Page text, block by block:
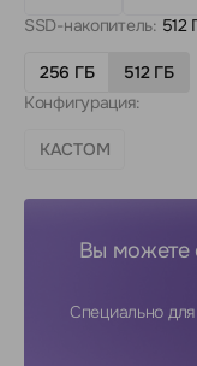
SSD-накопитель: 512
256 ГБ
512 ГБ
Конфигурация:
КАСТОМ
Вы можете
Специально